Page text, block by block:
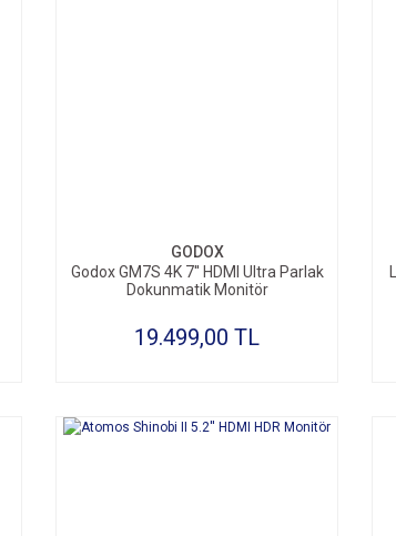
GODOX
Godox GM7S 4K 7'' HDMI Ultra Parlak
Dokunmatik Monitör
19.499,00 TL